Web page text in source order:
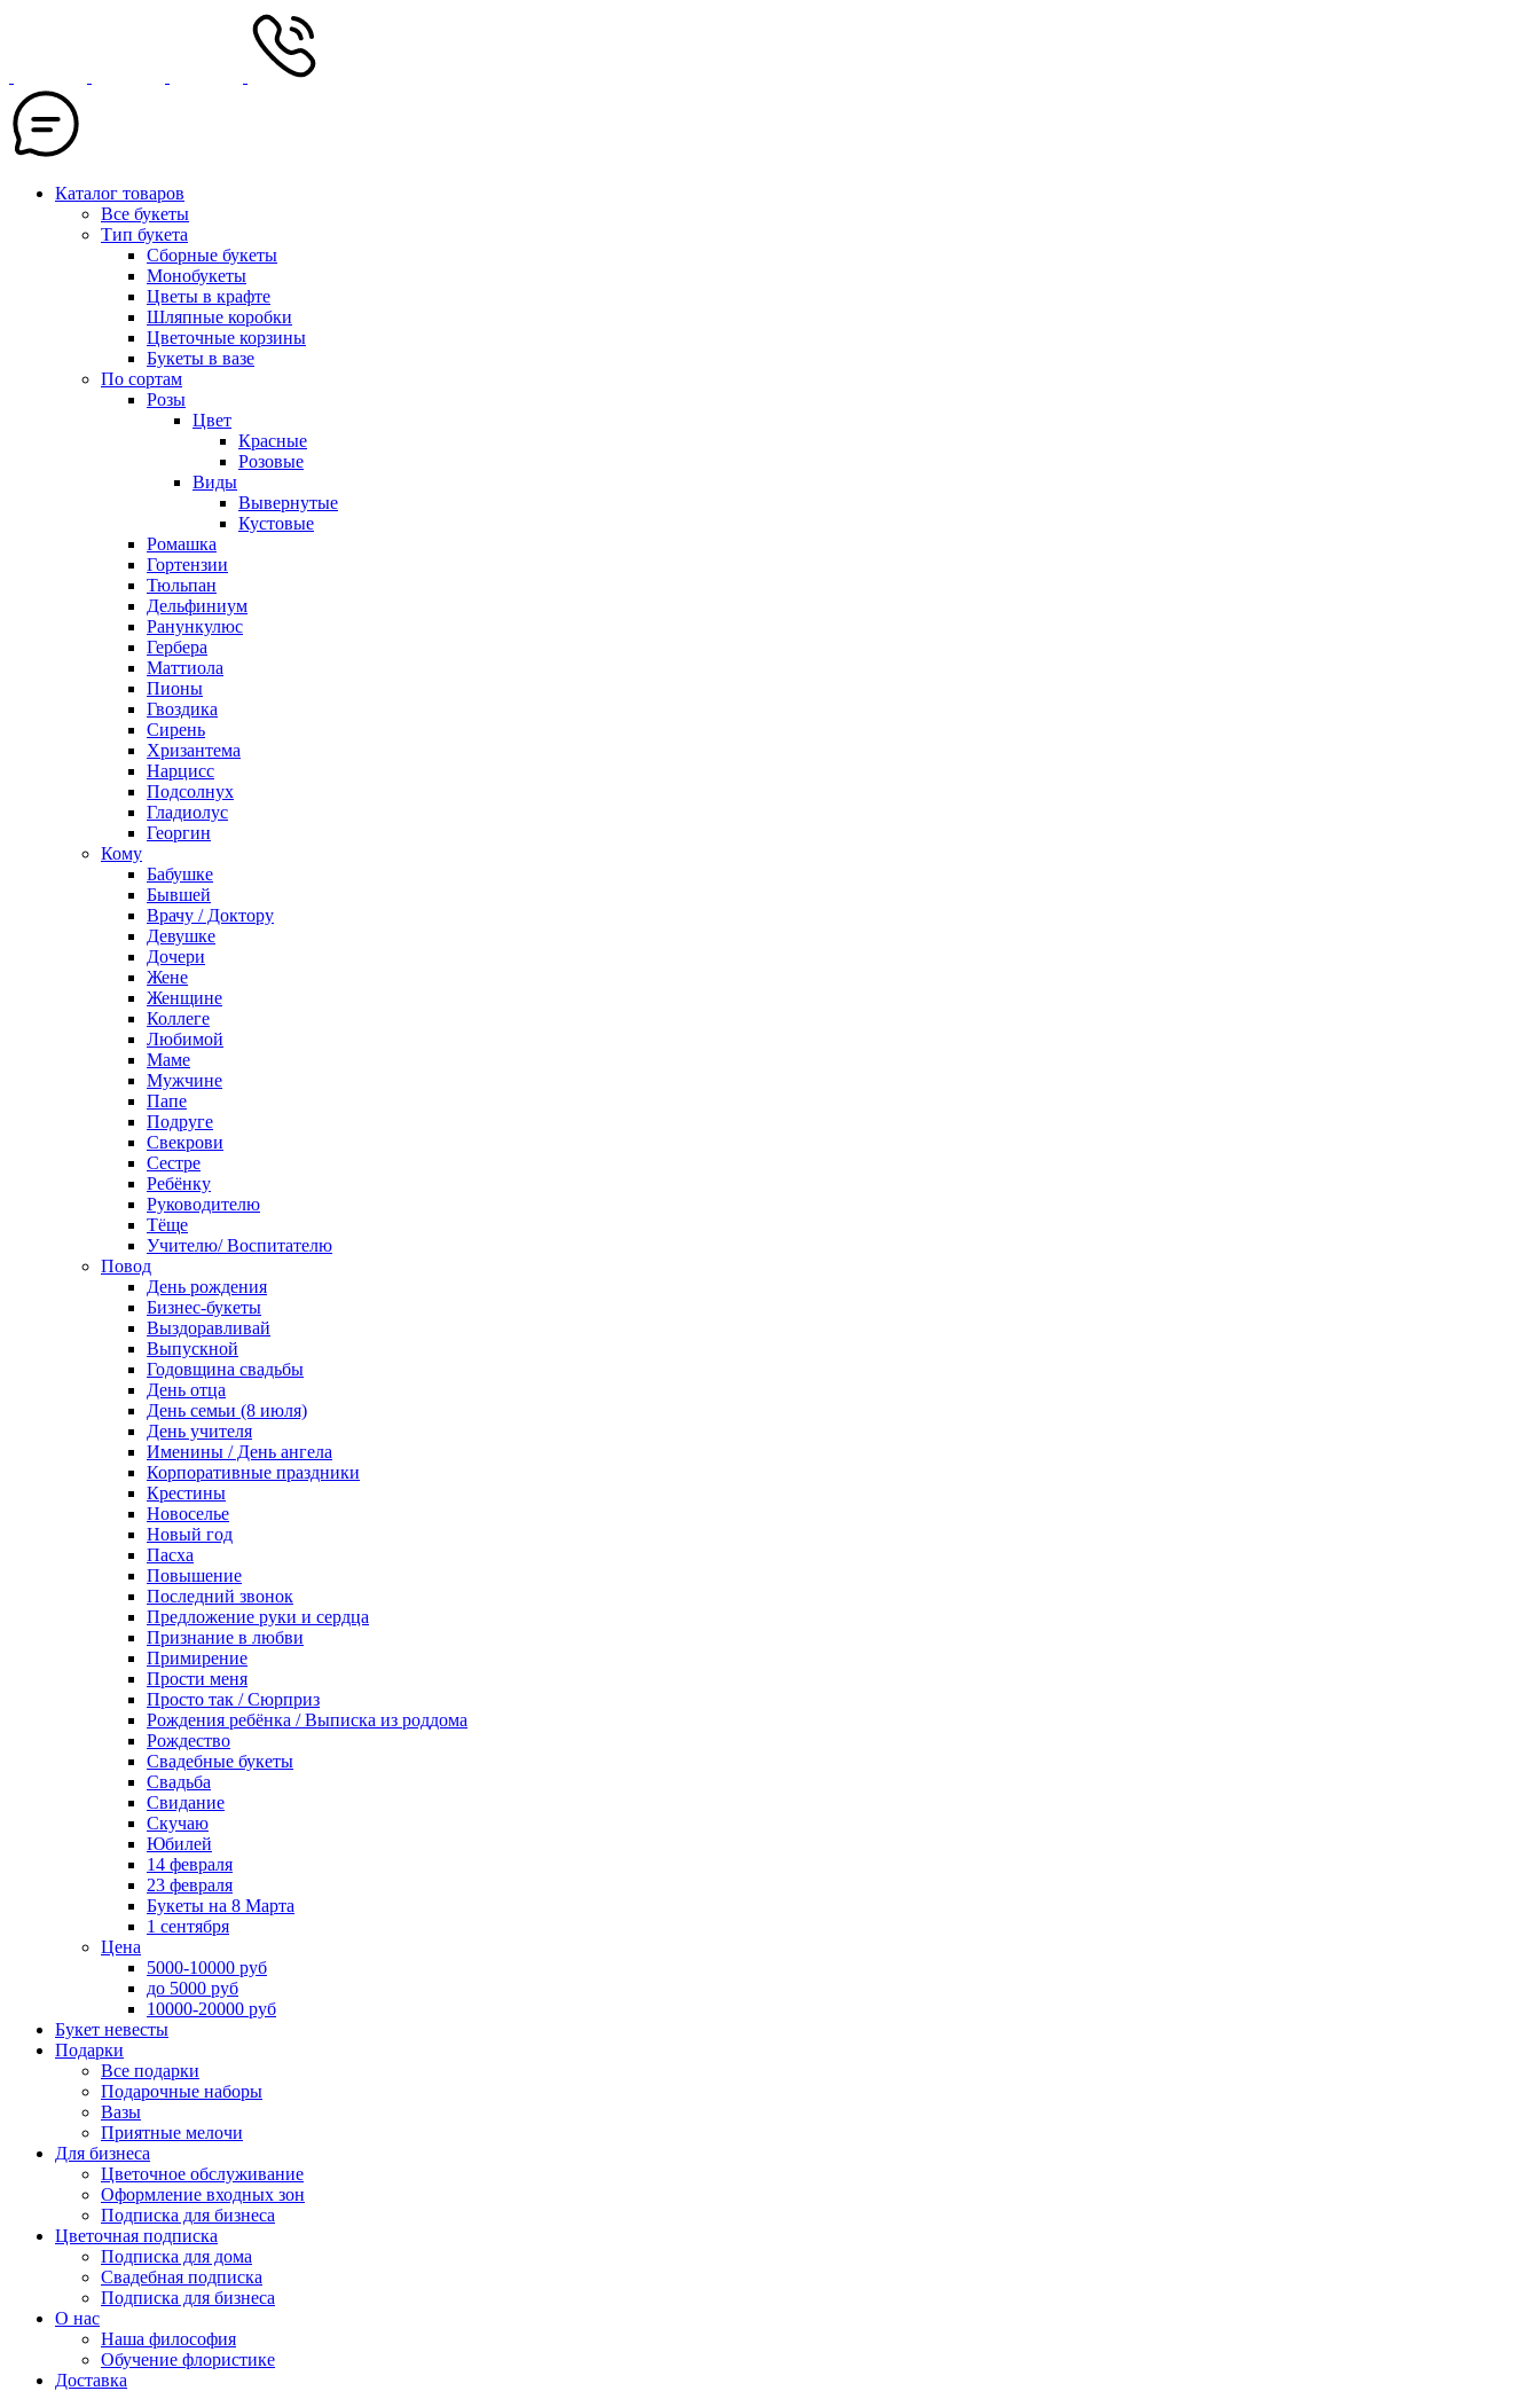
Каталог товаров
Все букеты
Тип букета
Сборные букеты
Монобукеты
Цветы в крафте
Шляпные коробки
Цветочные корзины
Букеты в вазе
По сортам
Розы
Цвет
Красные
Розовые
Виды
Вывернутые
Кустовые
Ромашка
Гортензии
Тюльпан
Дельфиниум
Ранункулюс
Гербера
Маттиола
Пионы
Гвоздика
Сирень
Хризантема
Нарцисс
Подсолнух
Гладиолус
Георгин
Кому
Бабушке
Бывшей
Врачу / Доктору
Девушке
Дочери
Жене
Женщине
Коллеге
Любимой
Маме
Мужчине
Папе
Подруге
Свекрови
Сестре
Ребёнку
Руководителю
Тёще
Учителю/ Воспитателю
Повод
День рождения
Бизнес-букеты
Выздоравливай
Выпускной
Годовщина свадьбы
День отца
День семьи (8 июля)
День учителя
Именины / День ангела
Корпоративные праздники
Крестины
Новоселье
Новый год
Пасха
Повышение
Последний звонок
Предложение руки и сердца
Признание в любви
Примирение
Прости меня
Просто так / Сюрприз
Рождения ребёнка / Выписка из роддома
Рождество
Свадебные букеты
Свадьба
Свидание
Скучаю
Юбилей
14 февраля
23 февраля
Букеты на 8 Марта
1 сентября
Цена
5000-10000 руб
до 5000 руб
10000-20000 руб
Букет невесты
Подарки
Все подарки
Подарочные наборы
Вазы
Приятные мелочи
Для бизнеса
Цветочное обслуживание
Оформление входных зон
Подписка для бизнеса
Цветочная подписка
Подписка для дома
Свадебная подписка
Подписка для бизнеса
О нас
Наша философия
Обучение флористике
Доставка